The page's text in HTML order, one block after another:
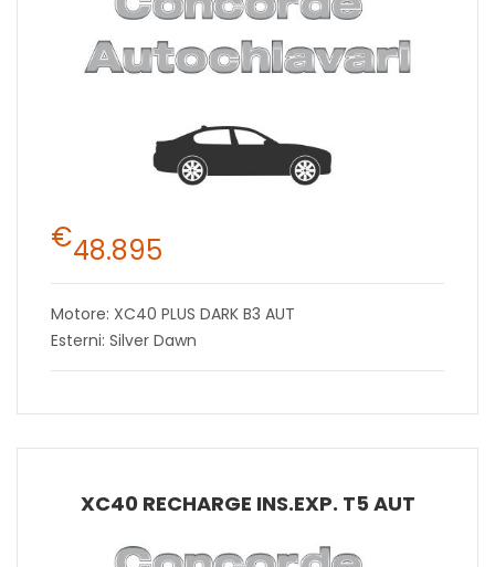
€48.895
Motore: XC40 PLUS DARK B3 AUT
Esterni: Silver Dawn
XC40 RECHARGE INS.EXP. T5 AUT